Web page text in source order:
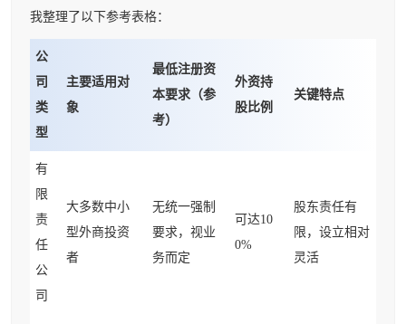
我整理了以下参考表格：
公
司
类
型
主要适用对
象
最低注册资
本要求（参
考）
外资持
股比例
关键特点
有
限
责
任
公
司
大多数中小
型外商投资
者
无统一强制
要求，视业
务而定
可达10
0%
股东责任有
限，设立相对
灵活